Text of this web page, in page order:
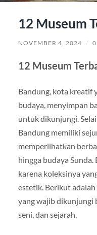
12 Museum
NOVEMBER 4, 2024 /
12 Museum
Bandung, kota kreatif
budaya, menyimpan
untuk dikunjungi.
Bandung memiliki
memperlihatkan
hingga budaya
karena koleksinya
estetik. Berikut
yang wajib dikunjungi
seni, dan sejarah.